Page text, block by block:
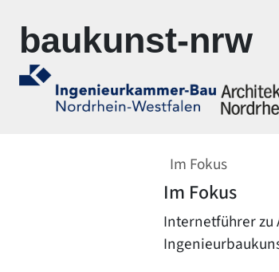
baukunst-nrw
Im Fokus
Im Fokus
Internetführer zu